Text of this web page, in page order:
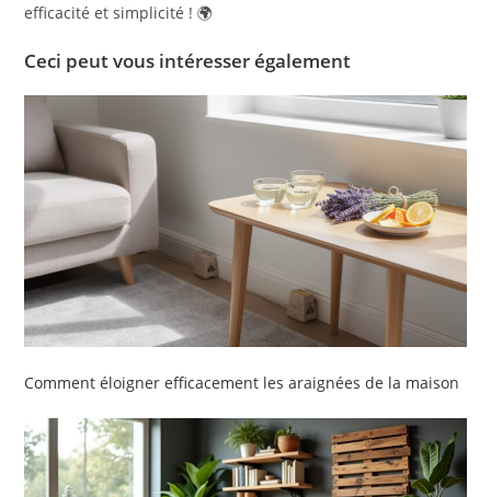
efficacité et simplicité ! 🌍
Ceci peut vous intéresser également
Comment éloigner efficacement les araignées de la maison